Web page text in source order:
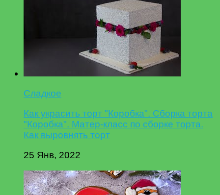
Сладкое
Как украсить торт "Коробка". Сборка торта
"Коробка". Матер-класс по сборке торта.
Как выровнять торт
25 Янв, 2022